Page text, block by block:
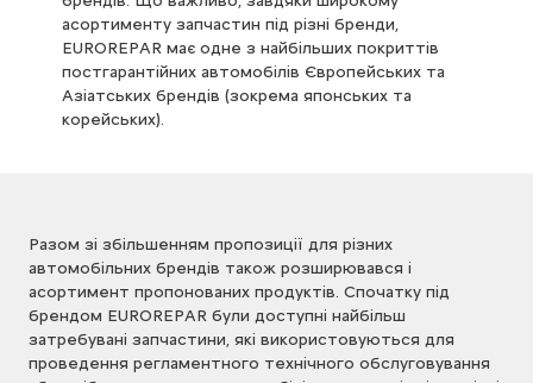
асортименту запчастин під різні бренди,
EUROREPAR має одне з найбільших покриттів
постгарантійних автомобілів Європейських та
Азіатських брендів (зокрема японських та
корейських).
Разом зі збільшенням пропозиції для різних
автомобільних брендів також розширювався і
асортимент пропонованих продуктів. Спочатку під
брендом EUROREPAR були доступні найбільш
затребувані запчастини, які використовуються для
проведення регламентного технічного обслуговування